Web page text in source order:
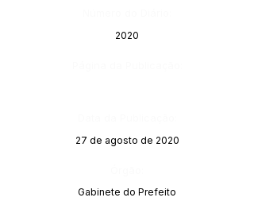
2020
27 de agosto de 2020
Gabinete do Prefeito